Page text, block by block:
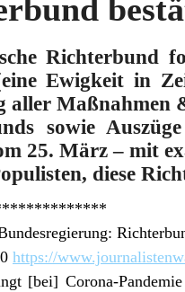
Richterbund
Ewigkeit in
aller Maßnahmen
sowie
25. März – mit
diese
Richt
https://
[bei] Corona-